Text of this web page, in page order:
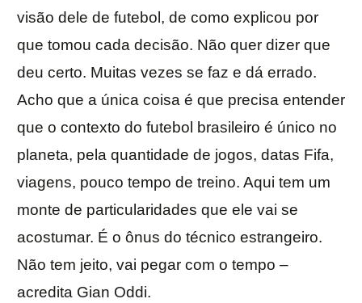
visão dele de futebol, de como explicou por
que tomou cada decisão. Não quer dizer que
deu certo. Muitas vezes se faz e dá errado.
Acho que a única coisa é que precisa entender
que o contexto do futebol brasileiro é único no
planeta, pela quantidade de jogos, datas Fifa,
viagens, pouco tempo de treino. Aqui tem um
monte de particularidades que ele vai se
acostumar. É o ônus do técnico estrangeiro.
Não tem jeito, vai pegar com o tempo –
acredita Gian Oddi.